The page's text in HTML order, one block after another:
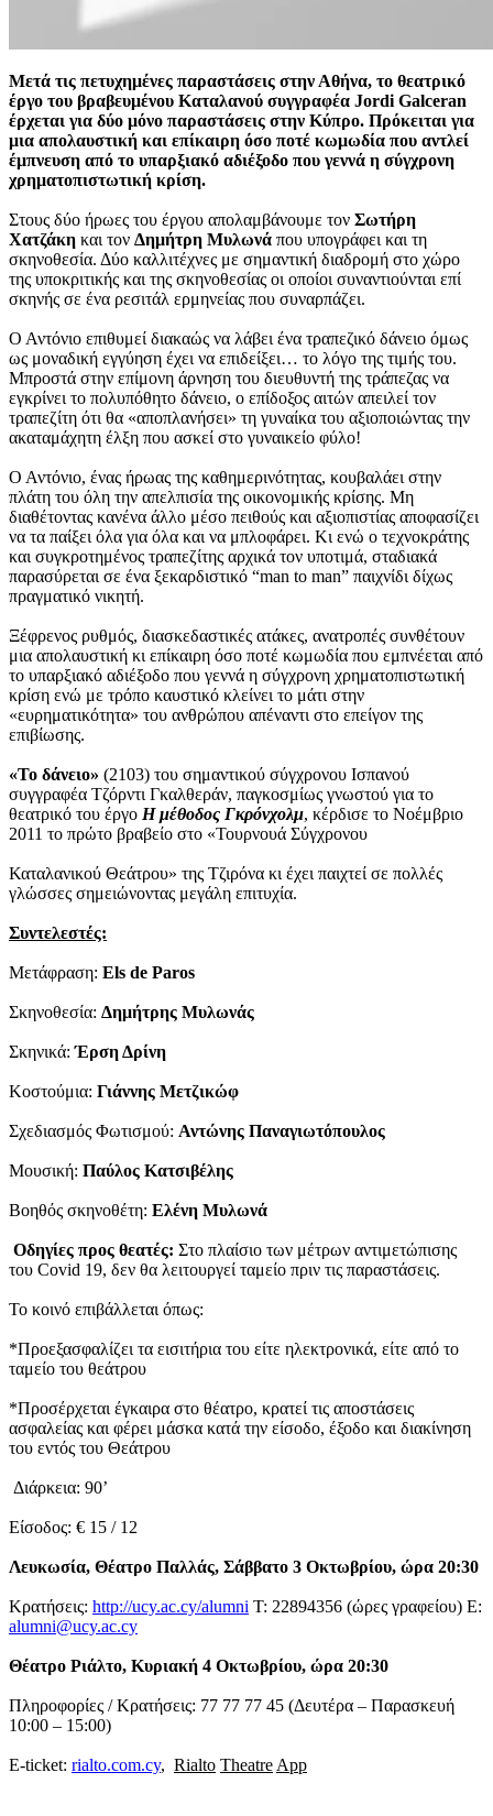
Μετά τις πετυχημένες παραστάσεις στην Αθήνα, το θεατρικό
έργο του βραβευμένου Καταλανού συγγραφέα Jordi Galceran
έρχεται για δύο μόνο παραστάσεις στην Κύπρο. Πρόκειται για
μια απολαυστική και επίκαιρη όσο ποτέ κωμωδία που αντλεί
έμπνευση από το υπαρξιακό αδιέξοδο που γεννά η σύγχρονη
χρηματοπιστωτική κρίση.
Στους δύο ήρωες του έργου απολαμβάνουμε τον Σωτήρη
Χατζάκη και τον Δημήτρη Μυλωνά που υπογράφει και τη
σκηνοθεσία. Δύο καλλιτέχνες με σημαντική διαδρομή στο χώρο
της υποκριτικής και της σκηνοθεσίας οι οποίοι συναντιούνται επί
σκηνής σε ένα ρεσιτάλ ερμηνείας που συναρπάζει.
Ο Αντόνιο επιθυμεί διακαώς να λάβει ένα τραπεζικό δάνειο όμως
ως μοναδική εγγύηση έχει να επιδείξει… το λόγο της τιμής του.
Μπροστά στην επίμονη άρνηση του διευθυντή της τράπεζας να
εγκρίνει το πολυπόθητο δάνειο, ο επίδοξος αιτών απειλεί τον
τραπεζίτη ότι θα «αποπλανήσει» τη γυναίκα του αξιοποιώντας την
ακαταμάχητη έλξη που ασκεί στο γυναικείο φύλο!
Ο Αντόνιο, ένας ήρωας της καθημερινότητας, κουβαλάει στην
πλάτη του όλη την απελπισία της οικονομικής κρίσης. Μη
διαθέτοντας κανένα άλλο μέσο πειθούς και αξιοπιστίας αποφασίζει
να τα παίξει όλα για όλα και να μπλοφάρει. Κι ενώ ο τεχνοκράτης
και συγκροτημένος τραπεζίτης αρχικά τον υποτιμά, σταδιακά
παρασύρεται σε ένα ξεκαρδιστικό “man to man” παιχνίδι δίχως
πραγματικό νικητή.
Ξέφρενος ρυθμός, διασκεδαστικές ατάκες, ανατροπές συνθέτουν
μια απολαυστική κι επίκαιρη όσο ποτέ κωμωδία που εμπνέεται από
το υπαρξιακό αδιέξοδο που γεννά η σύγχρονη χρηματοπιστωτική
κρίση ενώ με τρόπο καυστικό κλείνει το μάτι στην
«ευρηματικότητα» του ανθρώπου απέναντι στο επείγον της
επιβίωσης.
«Το δάνειο» (2103) του σημαντικού σύγχρονου Ισπανού
συγγραφέα Τζόρντι Γκαλθεράν, παγκοσμίως γνωστού για το
θεατρικό του έργο Η μέθοδος Γκρόνχολμ, κέρδισε το Νοέμβριο
2011 το πρώτο βραβείο στο «Τουρνουά Σύγχρονου
Καταλανικού Θεάτρου» της Τζιρόνα κι έχει παιχτεί σε πολλές
γλώσσες σημειώνοντας μεγάλη επιτυχία.
Συντελεστές:
Μετάφραση: Els de Paros
Σκηνοθεσία: Δημήτρης Μυλωνάς
Σκηνικά:Έρση Δρίνη
Κοστούμια: Γιάννης Μετζικώφ
Σχεδιασμός Φωτισμού: Αντώνης Παναγιωτόπουλος
Μουσική: Παύλος Κατσιβέλης
Βοηθός σκηνοθέτη: Ελένη Μυλωνά
Οδηγίες προς θεατές: Στο πλαίσιο των μέτρων αντιμετώπισης
του Covid 19, δεν θα λειτουργεί ταμείο πριν τις παραστάσεις.
Το κοινό επιβάλλεται όπως:
*Προεξασφαλίζει τα εισιτήρια του είτε ηλεκτρονικά, είτε από το
ταμείο του θεάτρου
*Προσέρχεται έγκαιρα στο θέατρο, κρατεί τις αποστάσεις
ασφαλείας και φέρει μάσκα κατά την είσοδο, έξοδο και διακίνηση
του εντός του Θεάτρου
Διάρκεια: 90’
Είσοδος: € 15 / 12
Λευκωσία, Θέατρο Παλλάς, Σάββατο 3 Οκτωβρίου, ώρα 20:30
Κρατήσεις: http://ucy.ac.cy/alumni Τ: 22894356 (ώρες γραφείου) Ε:
alumni@ucy.ac.cy
Θέατρο Ριάλτο, Κυριακή 4 Οκτωβρίου, ώρα 20:30
Πληροφορίες / Κρατήσεις: 77 77 77 45 (Δευτέρα – Παρασκευή
10:00 – 15:00)
E-ticket: rialto.com.cy, Rialto Theatre App